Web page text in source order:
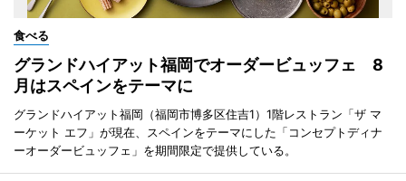
食べる
グランドハイアット福岡でオーダービュッフェ 8
月はスペインをテーマに
グランドハイアット福岡（福岡市博多区住吉1）1階レストラン「ザ マ
ーケット エフ」が現在、スペインをテーマにした「コンセプトディナ
ーオーダービュッフェ」を期間限定で提供している。